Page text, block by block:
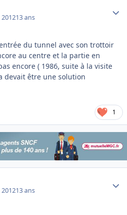
13 ans
du tunnel avec son trottoir
au centre et la partie en
encore ( 1986, suite à la visite
devait être une solution
1
13 ans